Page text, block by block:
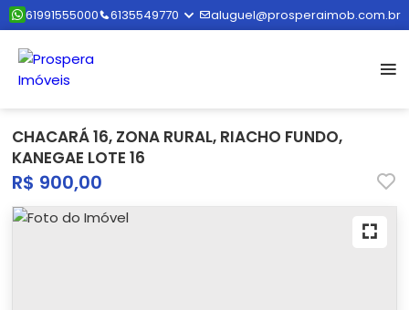
61991555000 6135549770 aluguel@prosperaimob.com.br
CHACARÁ 16, ZONA RURAL, RIACHO FUNDO,
KANEGAE LOTE 16
R$ 900,00